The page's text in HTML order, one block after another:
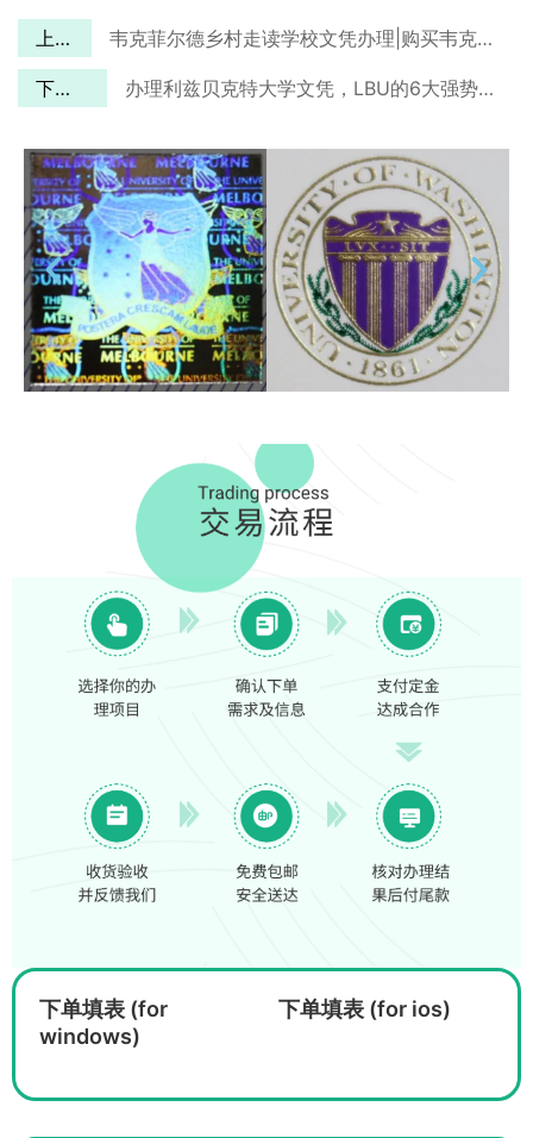
上一篇 韦克菲尔德乡村走读学校文凭办理|购买韦克菲尔德乡村走读学校毕业证
下一篇 办理利兹贝克特大学文凭，LBU的6大强势专业！
下单填表 (for
windows)
下单填表 (for ios)